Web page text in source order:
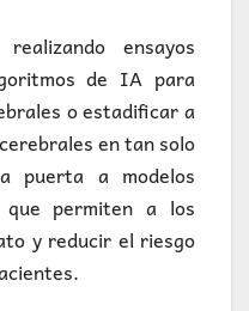
ensayos
de IA para
o estadificar a
en tan solo
puerta a modelos
que permiten a los
y reducir el riesgo